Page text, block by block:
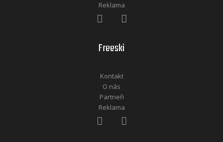
Reklama
Freeski
Kontakt
O nás
Partneři
Reklama